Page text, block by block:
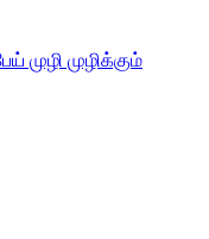
முழி முழிக்கும்